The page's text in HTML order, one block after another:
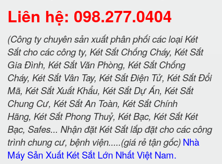
Liên hệ: 098.277.0404
(Công ty chuyên sản xuất phân phối các loại Két
Sắt cho các công ty, Két Sắt Chống Cháy, Két Sắt
Gia Đình, Két Sắt Văn Phòng, Két Sắt Chống
Cháy, Két Sắt Vân Tay, Két Sắt Điện Tử, Két Sắt Đổi
Mã, Két Sắt Xuất Khẩu, Két Sắt Dự Án, Két Sắt
Chung Cư, Két Sắt An Toàn, Két Sắt Chính
Hãng, Két Sắt Phong Thuỷ, Két Bạc, Két Sắt Két
Bạc, Safes... Nhận đặt Két Sắt lắp đặt cho các công
trình chung cư, bệnh viện.....(giá rẻ tận gốc) Nhà
Máy Sản Xuất Két Sắt Lớn Nhất Việt Nam.